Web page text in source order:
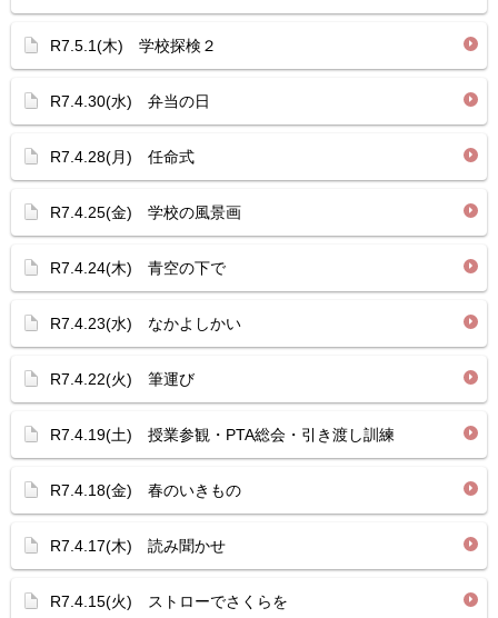
R7.5.1(木) 学校探検２
R7.4.30(水) 弁当の日
R7.4.28(月) 任命式
R7.4.25(金) 学校の風景画
R7.4.24(木) 青空の下で
R7.4.23(水) なかよしかい
R7.4.22(火) 筆運び
R7.4.19(土) 授業参観・PTA総会・引き渡し訓練
R7.4.18(金) 春のいきもの
R7.4.17(木) 読み聞かせ
R7.4.15(火) ストローでさくらを